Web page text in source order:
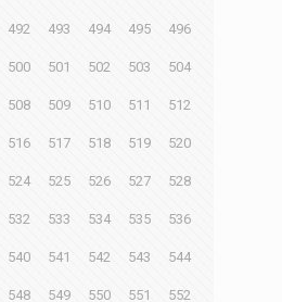
492 493 494 495 496
500 501 502 503 504
508 509 510 511 512
516 517 518 519 520
524 525 526 527 528
532 533 534 535 536
540 541 542 543 544
548 549 550 551 552